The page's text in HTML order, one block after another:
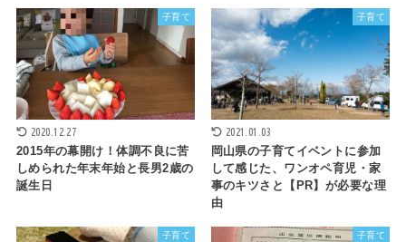
子育て
2020.12.27
2015年の幕開け！体調不良に苦
しめられた年末年始と長男2歳の
誕生日
子育て
2021.01.03
岡山県の子育てイベントに参加
して感じた、ワンオペ育児・家
事のキツさと【PR】が必要な理
由
子育て 子育て